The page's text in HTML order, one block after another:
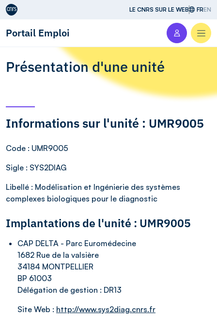
Aller au contenu LE CNRS SUR LE WEB FREN
Portail Emploi
Présentation d'une unité
Informations sur l'unité : UMR9005
Code : UMR9005
Sigle : SYS2DIAG
Libellé : Modélisation et Ingénierie des systèmes
complexes biologiques pour le diagnostic
Implantations de l'unité : UMR9005
CAP DELTA - Parc Euromédecine
1682 Rue de la valsière
34184 MONTPELLIER
BP 61003
Délégation de gestion : DR13
Site Web : http://www.sys2diag.cnrs.fr